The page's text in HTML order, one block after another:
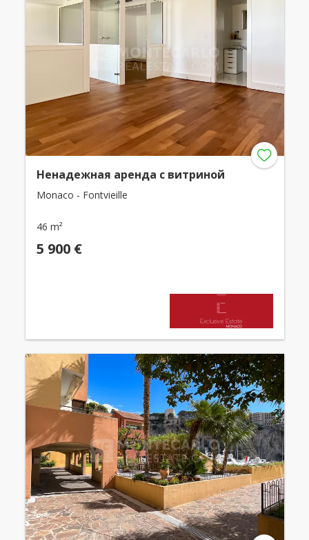
Ненадежная аренда с витриной
Monaco - Fontvieille
46 m²
5 900 €